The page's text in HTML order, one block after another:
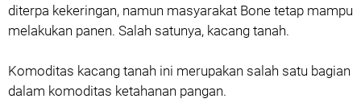
diterpa kekeringan, namun masyarakat Bone tetap mampu
melakukan panen. Salah satunya, kacang tanah.
Komoditas kacang tanah ini merupakan salah satu bagian
dalam komoditas ketahanan pangan.